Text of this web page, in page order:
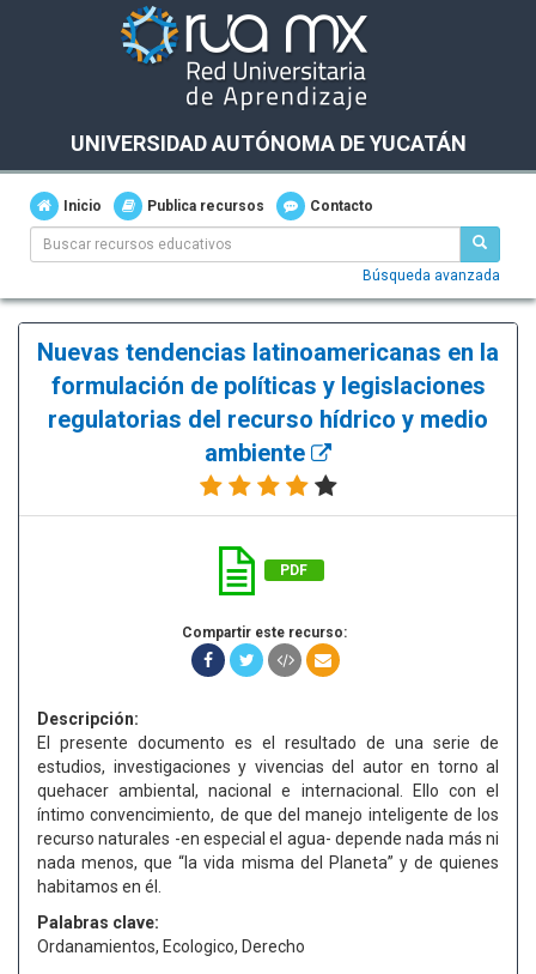
UNIVERSIDAD AUTÓNOMA DE YUCATÁN
Inicio Publica recursos Contacto
Búsqueda avanzada
Nuevas tendencias latinoamericanas en la
formulación de políticas y legislaciones
regulatorias del recurso hídrico y medio
ambiente
PDF
Compartir este recurso:
Descripción:
El presente documento es el resultado de una serie de
estudios, investigaciones y vivencias del autor en torno al
quehacer ambiental, nacional e internacional. Ello con el
íntimo convencimiento, de que del manejo inteligente de los
recurso naturales -en especial el agua- depende nada más ni
nada menos, que “la vida misma del Planeta” y de quienes
habitamos en él.
Palabras clave:
Ordanamientos, Ecologico, Derecho